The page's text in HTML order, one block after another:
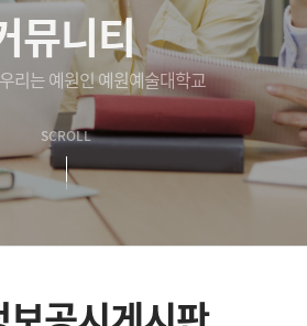
뮤니티
리는 예원인 예원예술대학교
SCROLL